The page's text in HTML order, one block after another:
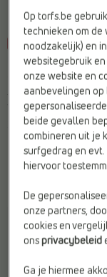
-35%
FRED PERRY
Sneakers
€ 120,- € 78,-
Vorige laagste prijs:€
2 kleuren
Op torfs.be
technieken om
noodzakelijk) en
websitegebruik
onze website en
aanbevelingen op
beide gevallen
combineren uit je
surfgedrag en
hiervoor
De
onze partners,
cookies en
ons privacybeleid
Ga je hiermee